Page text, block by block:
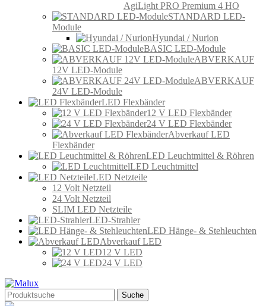
AgiLight PRO Premium 4 HO
STANDARD LED-
Module
Hyundai / Nurion
BASIC LED-Module
ABVERKAUF
12V LED-Module
ABVERKAUF
24V LED-Module
LED Flexbänder
12 V LED Flexbänder
24 V LED Flexbänder
Abverkauf LED
Flexbänder
LED Leuchtmittel & Röhren
LED Leuchtmittel
LED Netzteile
12 Volt Netzteil
24 Volt Netzteil
SLIM LED Netzteile
LED-Strahler
LED Hänge- & Stehleuchten
Abverkauf LED
12 V LED
24 V LED
Suche